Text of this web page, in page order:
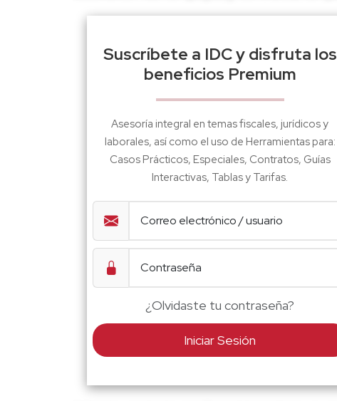
Suscríbete a IDC y disfruta los
beneficios Premium
Asesoría integral en temas fiscales, jurídicos y
laborales, así como el uso de Herramientas para:
Casos Prácticos, Especiales, Contratos, Guías
Interactivas, Tablas y Tarifas.
¿Olvidaste tu contraseña?
Iniciar Sesión